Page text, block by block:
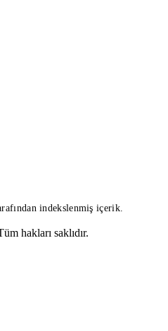
indekslenmiş içerik.
hakları saklıdır.